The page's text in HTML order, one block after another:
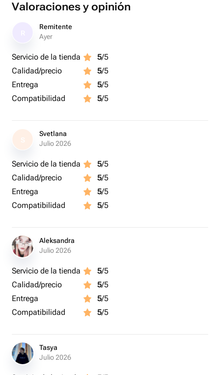
Valoraciones y opinión
Remitente
Ayer
Servicio de la tienda 5/5
Calidad/precio
5/5
Entrega
5/5
Compatibilidad
5/5
S
Svetlana
Julio 2026
Servicio de la tienda 5/5
Calidad/precio
5/5
Entrega
5/5
Compatibilidad
5/5
Aleksandra
Julio 2026
Servicio de la tienda 5/5
Calidad/precio
5/5
Entrega
5/5
Compatibilidad
5/5
Tasya
Julio 2026